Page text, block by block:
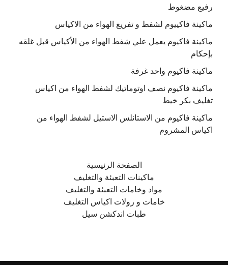
رفيع مضغوط
ماكينة فاكييوم لشفط و تفريغ الهواء من الاكياس
ماكينة فاكيوم يعمل علي شفط الهواء من الأكياس قبل غلقه
بإحكام
ماكينة فاكيوم واحد غرفة
ماكينة فاكيوم نصف اوتوماتيك لشفط الهواء من اكياس
تغليف بكر خيط
ماكينة فاكيوم من الاستانلس الاستيل لشفط الهواء من
اكياس المشروم
الصفحة الرئيسية
ماكينات التعبئة والتغليف
مواد وخامات التعبئة والتغليف
خامات و رولات اكياس التغليف
طبات اندكشن سيل